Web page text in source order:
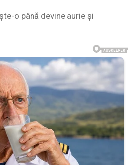
o până devine aurie și